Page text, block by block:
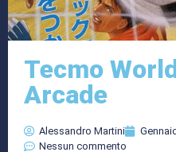
Tecmo
Arcade
Alessandro Martini
Nessun commento